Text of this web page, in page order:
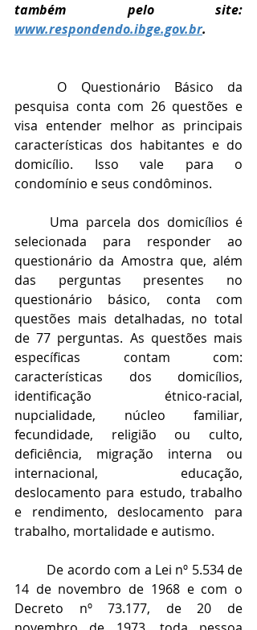
www.respondendo.ibge.gov.br.
O Questionário Básico da
pesquisa conta com 26 questões e
visa entender melhor as principais
características dos habitantes e do
domicílio. Isso vale para o
condomínio e seus condôminos.
Uma parcela dos domicílios é
selecionada para responder ao
questionário da Amostra que, além
das perguntas presentes no
questionário básico, conta com
questões mais detalhadas, no total
de 77 perguntas. As questões mais
específicas contam com:
características dos domicílios,
identificação étnico-racial,
nupcialidade, núcleo familiar,
fecundidade, religião ou culto,
deficiência, migração interna ou
internacional, educação,
deslocamento para estudo, trabalho
e rendimento, deslocamento para
trabalho, mortalidade e autismo.
De acordo com a Lei nº 5.534 de
14 de novembro de 1968 e com o
Decreto nº 73.177, de 20 de